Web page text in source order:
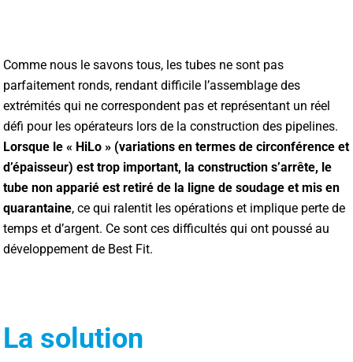
Comme nous le savons tous, les tubes ne sont pas
parfaitement ronds, rendant difficile l’assemblage des
extrémités qui ne correspondent pas et représentant un réel
défi pour les opérateurs lors de la construction des pipelines.
Lorsque le « HiLo » (variations en termes de circonférence et
d’épaisseur) est trop important, la construction s’arrête, le
tube non apparié est retiré de la ligne de soudage et mis en
quarantaine, ce qui ralentit les opérations et implique perte de
temps et d’argent. Ce sont ces difficultés qui ont poussé au
développement de Best Fit.
La solution